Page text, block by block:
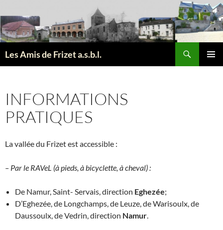
au
contenu
Les Amis de Frizet a.s.b.l.
INFORMATIONS
PRATIQUES
La vallée du Frizet est accessible :
– Par le RAVeL (à pieds, à bicyclette, à cheval) :
De Namur, Saint- Servais, direction Eghezée;
D’Eghezée, de Longchamps, de Leuze, de Warisoulx, de
Daussoulx, de Vedrin, direction Namur.